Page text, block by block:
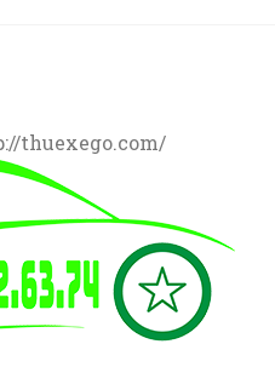
thuexego.com/